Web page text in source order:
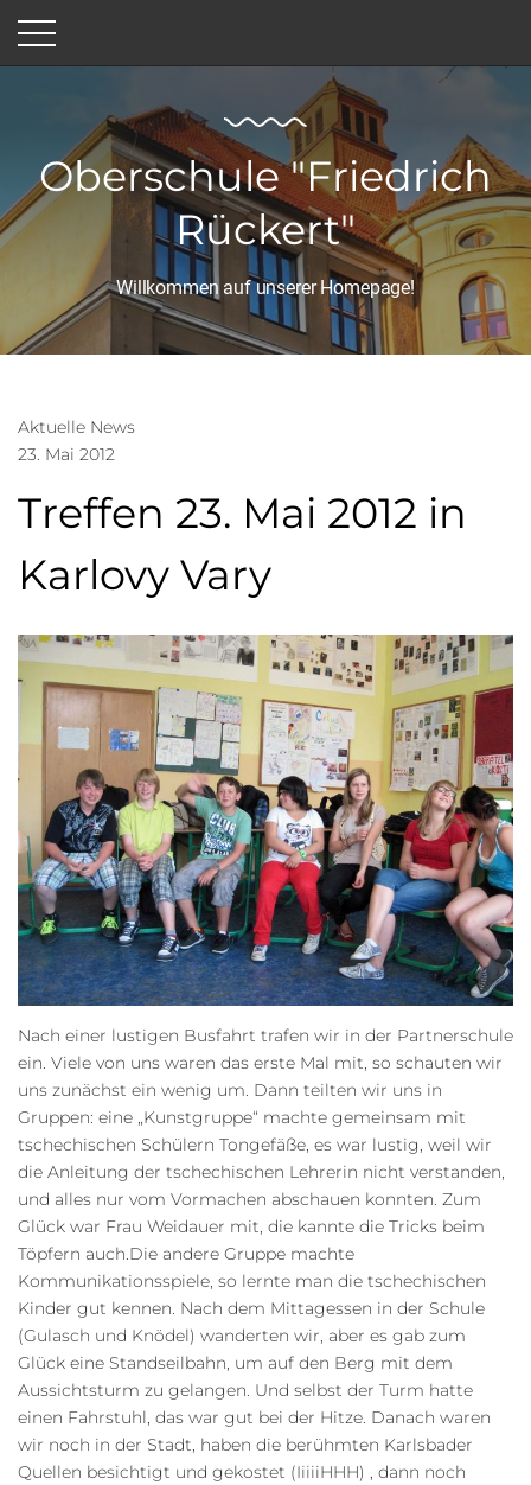
Oberschule "Friedrich
Rückert"
Willkommen auf unserer Homepage!
Aktuelle News
23. Mai 2012
Treffen 23. Mai 2012 in
Karlovy Vary
Nach einer lustigen Busfahrt trafen wir in der Partnerschule
ein. Viele von uns waren das erste Mal mit, so schauten wir
uns zunächst ein wenig um. Dann teilten wir uns in
Gruppen: eine „Kunstgruppe“ machte gemeinsam mit
tschechischen Schülern Tongefäße, es war lustig, weil wir
die Anleitung der tschechischen Lehrerin nicht verstanden,
und alles nur vom Vormachen abschauen konnten. Zum
Glück war Frau Weidauer mit, die kannte die Tricks beim
Töpfern auch.Die andere Gruppe machte
Kommunikationsspiele, so lernte man die tschechischen
Kinder gut kennen. Nach dem Mittagessen in der Schule
(Gulasch und Knödel) wanderten wir, aber es gab zum
Glück eine Standseilbahn, um auf den Berg mit dem
Aussichtsturm zu gelangen. Und selbst der Turm hatte
einen Fahrstuhl, das war gut bei der Hitze. Danach waren
wir noch in der Stadt, haben die berühmten Karlsbader
Quellen besichtigt und gekostet (IiiiiHHH) , dann noch